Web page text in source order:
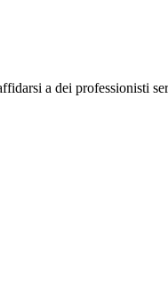
a dei professionisti